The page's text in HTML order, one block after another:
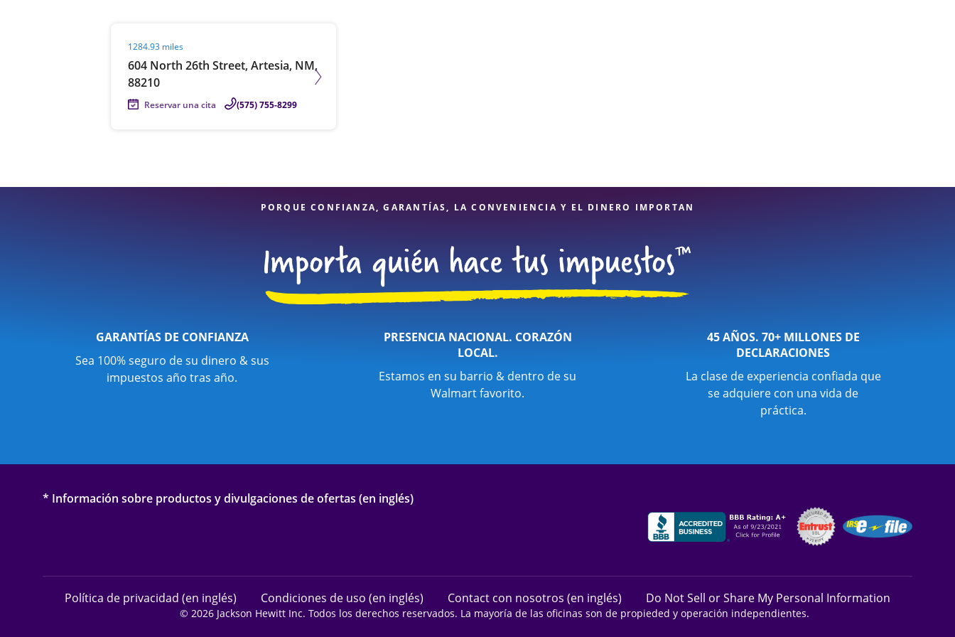
1284.93 miles
604 North 26th Street, Artesia, NM,
88210
Reservar una cita (575) 755-8299
PORQUE CONFIANZA, GARANTÍAS, LA CONVENIENCIA Y EL DINERO IMPORTAN
GARANTÍAS DE CONFIANZA
Sea 100% seguro de su dinero & sus
impuestos año tras año.
PRESENCIA NACIONAL. CORAZÓN
LOCAL.
Estamos en su barrio & dentro de su
Walmart favorito.
45 AÑOS. 70+ MILLONES DE
DECLARACIONES
La clase de experiencia confiada que
se adquiere con una vida de
práctica.
* Información sobre productos y divulgaciones de ofertas (en inglés)
Política de privacidad (en inglés) Condiciones de uso (en inglés) Contact con nosotros (en inglés) Do Not Sell or Share My Personal Information
© 2026 Jackson Hewitt Inc. Todos los derechos reservados. La mayoría de las oficinas son de propieded y operación independientes.